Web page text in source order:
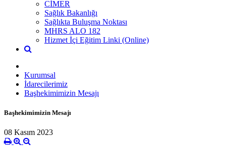
CİMER
Sağlık Bakanlığı
Sağlıkta Buluşma Noktası
MHRS ALO 182
Hizmet İçi Eğitim Linki (Online)
Kurumsal
İdarecilerimiz
Başhekimimizin Mesajı
Başhekimimizin Mesajı
08 Kasım 2023